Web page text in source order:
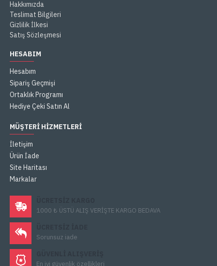
Hakkımızda
Teslimat Bilgileri
Gizlilik İlkesi
Satış Sözleşmesi
HESABIM
Hesabım
Sipariş Geçmişi
Ortaklık Programı
Hediye Çeki Satın Al
MÜŞTERI HIZMETLERI
İletişim
Ürün İade
Site Haritası
Markalar
1000 ₺ ÜSTÜ ALIŞ VERİŞTE KARGO BEDAVA
Sorunsuz iade
En iyi güvenlik özellikleri